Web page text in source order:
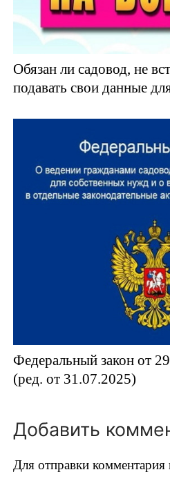
Обязан ли садовод, не
подавать свои данные
Федеральный закон от
(ред. от 31.07.2025)
Добавить
Для отправки